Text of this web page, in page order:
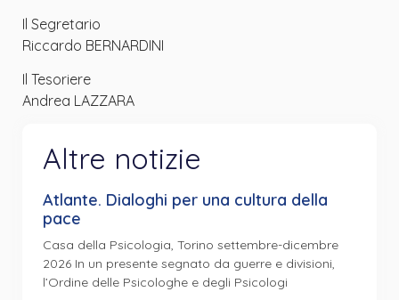
Il Segretario
Riccardo BERNARDINI
Il Tesoriere
Andrea LAZZARA
Altre notizie
Atlante. Dialoghi per una cultura della
pace
Casa della Psicologia, Torino settembre-dicembre
2026 In un presente segnato da guerre e divisioni,
l’Ordine delle Psicologhe e degli Psicologi